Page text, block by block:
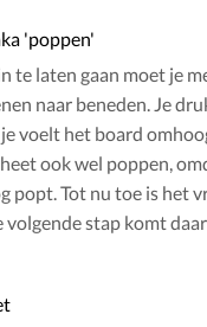
'poppen'
te laten gaan moet je
naar beneden. Je
voelt het board
ook wel poppen,
popt. Tot nu toe is het
volgende stap komt daar